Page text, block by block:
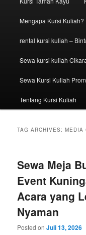
Mengapa Kursi Kuliah?
rental kursi kuliah –
Sewa kursi kuliah
Sewa Kursi Kuliah
Tentang Kursi Kuliah
TAG ARCHIVES:MEDIA
Sewa Meja
Event
Acara yang
Nyaman
Posted onJuli 13, 2026